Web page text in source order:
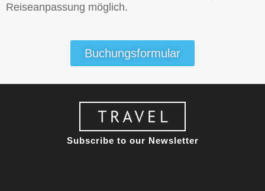
Reiseanpassung möglich.
Buchungsformular
Subscribe to our Newsletter